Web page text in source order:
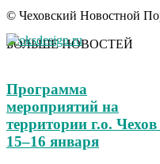
© Чеховский Новостной
БОЛЬШЕ НОВОСТЕЙ
Программа
мероприятий на
территории г.о. Чехов
15–16 января